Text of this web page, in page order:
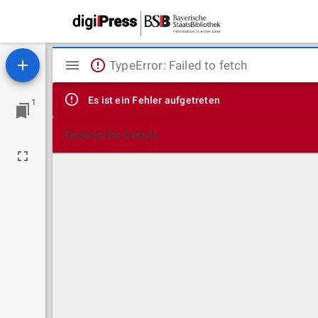
1
Mirador
Viewer
TypeError: Failed to fetch
Es ist ein Fehler aufgetreten
Technische Details